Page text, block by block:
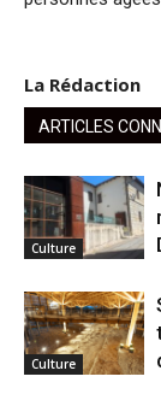
La Rédaction
ARTICLES
Culture
Culture